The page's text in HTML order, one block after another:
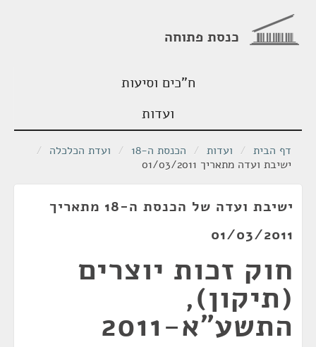
כנסת פתוחה
ח"כים וסיעות
ועדות
דף הבית / ועדות / הכנסת ה-18 / ועדת הכלכלה /
ישיבת ועדה מתאריך 01/03/2011
ישיבת ועדה של הכנסת ה-18 מתאריך
01/03/2011
חוק זכות יוצרים
(תיקון),
התשע"א-2011